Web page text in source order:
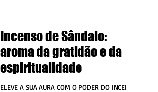
Incenso de Sândalo:
aroma da gratidão e da
espiritualidade
ELEVE A SUA AURA COM O PODER DO INCENSO